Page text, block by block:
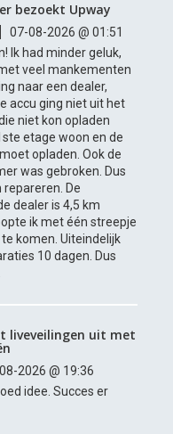
bezoekt Upway
07-08-2026 @ 01:51
Ik had minder geluk,
veel mankementen
naar een dealer,
accu ging niet uit het
niet kon opladen
etage woon en de
opladen. Ook de
was gebroken. Dus
De
dealer is 4,5 km
ik met één streepje
komen. Uiteindelijk
10 dagen. Dus
liveveilingen uit met
2026 @ 19:36
idee. Succes er